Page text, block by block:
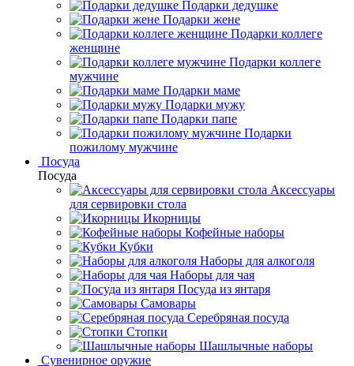
Подарки дедушке
Подарки жене
Подарки коллеге
женщине
Подарки коллеге
мужчине
Подарки маме
Подарки мужу
Подарки папе
Подарки
пожилому мужчине
Посуда
Посуда
Аксессуары
для сервировки стола
Икорницы
Кофейные наборы
Кубки
Наборы для алкоголя
Наборы для чая
Посуда из янтаря
Самовары
Серебряная посуда
Стопки
Шашлычные наборы
Сувенирное оружие